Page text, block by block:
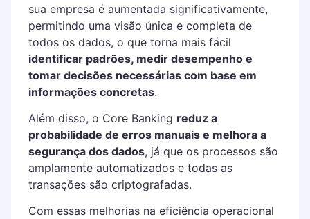
sua empresa é aumentada significativamente,
permitindo uma visão única e completa de
todos os dados, o que torna mais fácil
identificar padrões, medir desempenho e
tomar decisões necessárias com base em
informações concretas.
Além disso, o Core Banking reduz a
probabilidade de erros manuais e melhora a
segurança dos dados, já que os processos são
amplamente automatizados e todas as
transações são criptografadas.
Com essas melhorias na eficiência operacional